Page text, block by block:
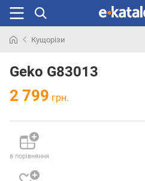
раніше
Кущорізи
Geko G83013
2 799 грн.
в порівняння